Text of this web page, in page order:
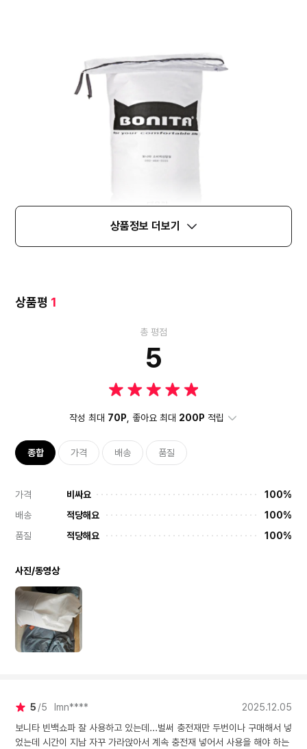
상품정보 더보기
상품평 1
총 평점
5
작성 최대 70P, 좋아요 최대 200P 적립
종합 가격 배송 품질
가격 비싸요
100%
배송
적당해요
100%
품질
적당해요 100%
사진/동영상
5 5 lmn****
2025.12.05
보니타 빈백쇼파 잘 사용하고 있는데...벌써 충전재만 두번이나 구매해서 넣
었는데 시간이 지남 자꾸 가라앉아서 계속 충전재 넣어서 사용을 해야 하는